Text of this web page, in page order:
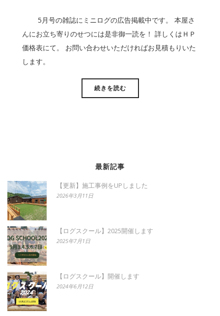
5月号の雑誌にミニログの広告掲載中です。 本屋さ
んにお立ち寄りのせつには是非御一読を！ 詳しくはＨＰ
価格表にて。 お問い合わせいただければお見積もりいた
します。
続きを読む
最新記事
【更新】施工事例をUPしました
2026年3月11日
【ログスクール】2025開催します
2025年7月1日
【ログスクール】開催します
2024年6月12日